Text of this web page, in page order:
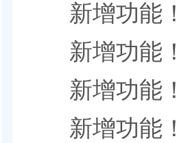
新增功能！
新增功能！
新增功能！
新增功能！ “